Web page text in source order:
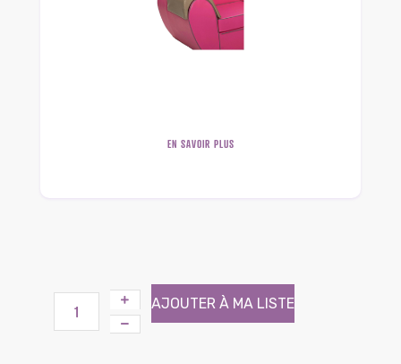
EN SAVOIR PLUS
AJOUTER À MA LISTE